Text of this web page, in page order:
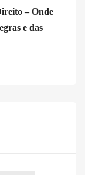
– Onde
e das